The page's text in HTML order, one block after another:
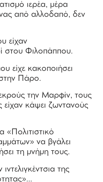
ιερέα, μέρα
από αλλοδαπό, δεν
είχαν
στου Φιλοπάππου.
είχε κακοποιήσει
Πάρο.
την Μαρφίν, τους
είχαν κάψει ζωντανούς
«Πολιτιστικό
να βγάλει
τη μνήμη τους.
της